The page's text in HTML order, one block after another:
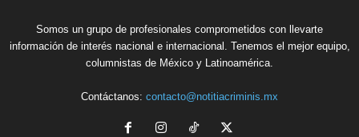
Somos un grupo de profesionales comprometidos con llevarte
información de interés nacional e internacional. Tenemos el mejor equipo,
columnistas de México y Latinoamérica.
Contáctanos: contacto@notitiacriminis.mx